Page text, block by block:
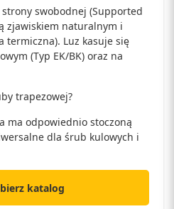
swobodnej (Supported
zjawiskiem naturalnym i
termiczna). Luz kasuje się
(Typ EK/BK) oraz na
trapezowej?
ma odpowiednio stoczoną
dla śrub kulowych i
katalog